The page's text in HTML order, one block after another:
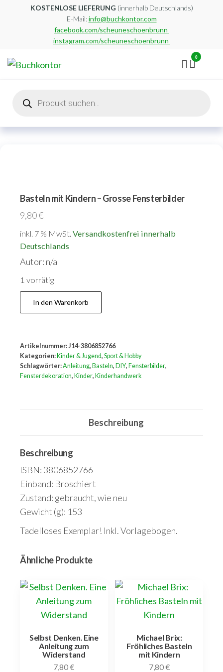
KOSTENLOSE LIEFERUNG (innerhalb Deutschlands)
E-Mail:info@buchkontor.com
facebook.com/scheuneschoenbrunn
instagram.com/scheuneschoenbrunn
0
search
Basteln mit Kindern – Grosse Fensterbilder
9,80€
inkl. 7 % MwSt. Versandkostenfrei innerhalb
Deutschlands
Autor: n/a
1 vorrätig
Basteln
mit
Grosse
Fensterbilder
Menge
In den Warenkorb
Artikelnummer:J14-3806852766
Kategorien: Kinder & Jugend, Sport & Hobby
Schlagwörter:Anleitung, Basteln, DIY, Fensterbilder,
Fensterdekoration, Kinder, Kinderhandwerk
Beschreibung
Beschreibung
ISBN: 3806852766
Einband: Broschiert
Zustand: gebraucht, wie neu
Gewicht (g): 153
Tadelloses Exemplar! Inkl. Vorlagebogen.
Ähnliche Produkte
Selbst Denken. Eine
Anleitung zum
Widerstand
7,80€
Michael Brix:
Fröhliches Basteln
mit Kindern
7,80€